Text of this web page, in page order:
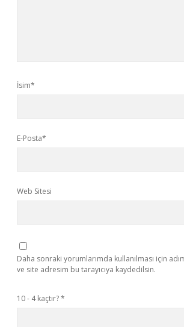
İsim*
E-Posta*
Web Sitesi
Daha sonraki yorumlarımda kullanılması için
ve site adresim bu tarayıcıya kaydedilsin.
10 - 4 kaçtır?*